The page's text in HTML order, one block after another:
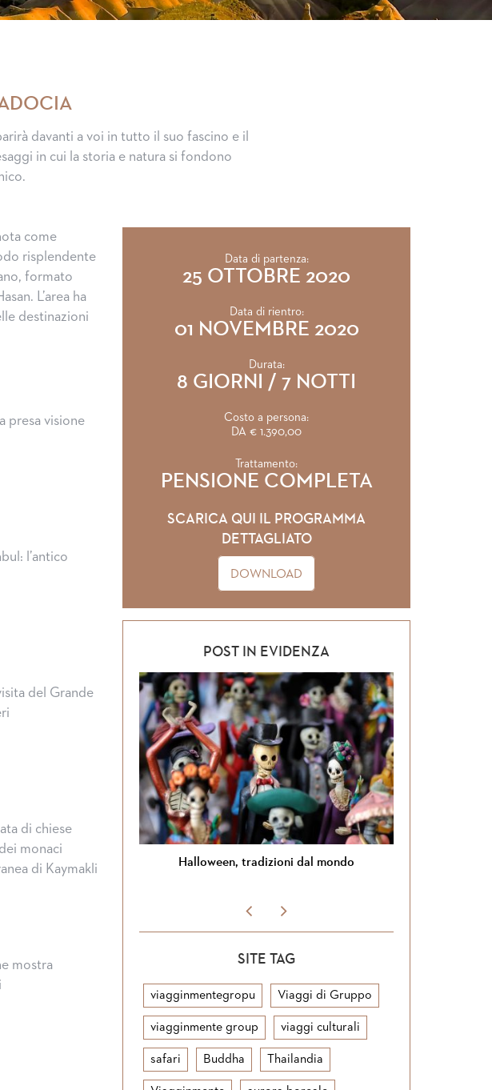
davanti a voi in tutto il suo fascino e il
in cui la storia e natura si fondono
come
risplendente
formato
L’area ha
destinazioni
presa visione
l’antico
del Grande
di chiese
monaci
di Kaymakli
mostra
Data di partenza:
25 OTTOBRE 2020
Data di rientro:
01 NOVEMBRE 2020
Durata:
8 GIORNI / 7 NOTTI
Costo a persona:
DA € 1.390,00
Trattamento:
PENSIONE COMPLETA
SCARICA QUI IL PROGRAMMA
DETTAGLIATO
DOWNLOAD
POST IN EVIDENZA
tradizioni dal mondo Si torna in Giordania
SITE TAG
viagginmentegropu Viaggi di Gruppo
viagginmente group viaggi culturali
safari Buddha Thailandia